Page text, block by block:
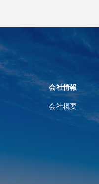
会社情報
会社概要